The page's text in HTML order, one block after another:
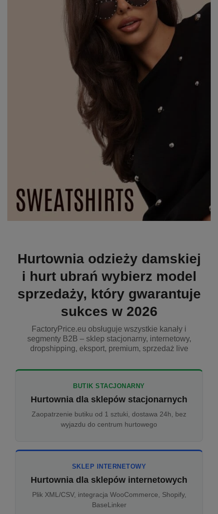
Hurtownia odzieży damskiej
i hurt ubrań wybierz model
sprzedaży, który gwarantuje
sukces w 2026
FactoryPrice.eu obsługuje wszystkie kanały i
segmenty B2B – sklep stacjonarny, internetowy,
dropshipping, eksport, premium, sprzedaż live
BUTIK STACJONARNY
Hurtownia dla sklepów stacjonarnych
Zaopatrzenie butiku od 1 sztuki, dostawa 24h, bez
wyjazdu do centrum hurtowego
SKLEP INTERNETOWY
Hurtownia dla sklepów internetowych
Plik XML/CSV, integracja WooCommerce, Shopify,
BaseLinker